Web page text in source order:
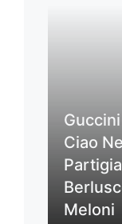
Ciao
Meloni